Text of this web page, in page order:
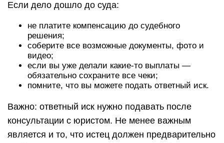
Если дело дошло до суда:
не платите компенсацию до судебного
решения;
соберите все возможные документы, фото и
видео;
если вы уже делали какие-то выплаты —
обязательно сохраните все чеки;
помните, что вы можете подать ответный иск.
Важно: ответный иск нужно подавать после
консультации с юристом. Не менее важным
является и то, что истец должен предварительно